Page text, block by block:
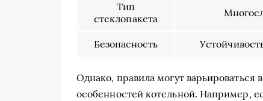
Тип
стеклопакета
Безопасность
Однако, правила могут варьироваться
особенностей котельной. Например,